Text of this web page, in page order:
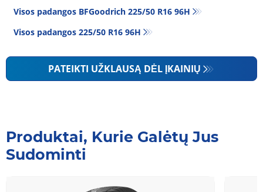
Visos padangos BFGoodrich 225/50 R16 96H
Visos padangos‎ 225/50 R16 96H
PATEIKTI UŽKLAUSĄ DĖL ĮKAINIŲ
Produktai, Kurie Galėtų Jus
Sudominti